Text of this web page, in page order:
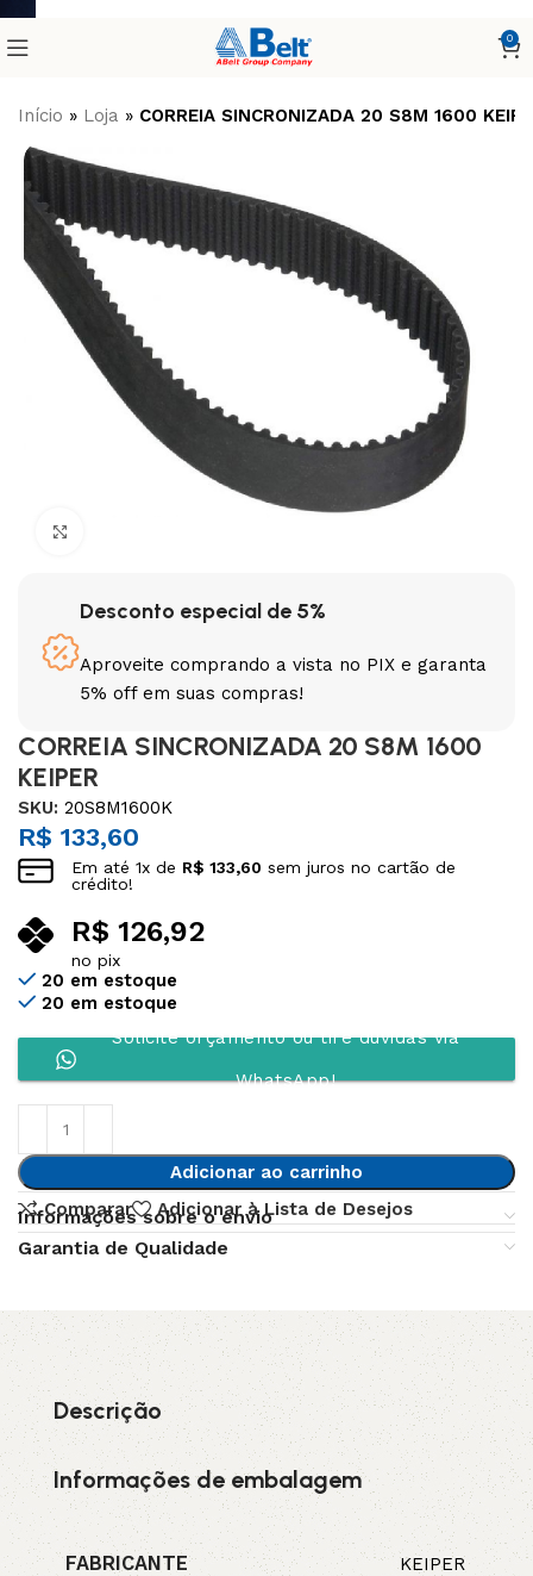
0
Início » Loja » CORREIA SINCRONIZADA 20 S8M 1600
Desconto especial de 5%
Aproveite comprando a vista no PIX e garanta
5% off em suas compras!
CORREIA SINCRONIZADA 20 S8M 1600
KEIPER
SKU:20S8M1600K
R$ 133,60
Em até1x de R$ 133,60 sem juros no cartão de
crédito!
R$ 126,92
no pix
20 em estoque
20 em estoque
Solicite orçamento ou tire dúvidas via
WhatsApp!
Adicionar ao carrinho
Comparar
Adicionar à Lista de Desejos
Informações sobre o envio
Garantia de Qualidade
Descrição
Informações de embalagem
FABRICANTE KEIPER